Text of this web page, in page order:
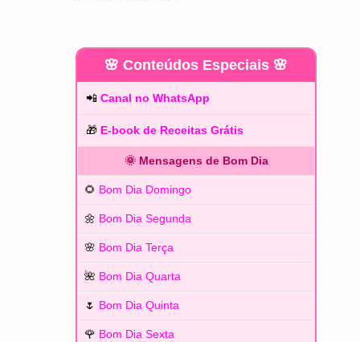
🌸 Conteúdos Especiais 🌸
📲 Canal no WhatsApp
🎁 E-book de Receitas Grátis
🌞 Mensagens de Bom Dia
🌻 Bom Dia Domingo
🌼 Bom Dia Segunda
🌸 Bom Dia Terça
🌺 Bom Dia Quarta
🌷 Bom Dia Quinta
🌹 Bom Dia Sexta